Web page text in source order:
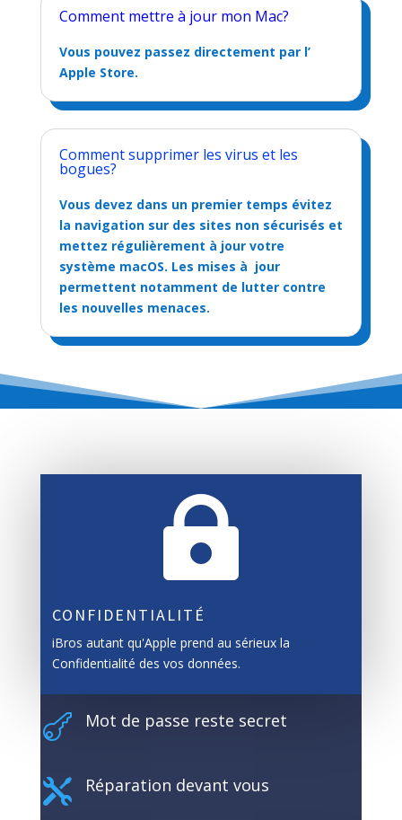
Comment mettre à jour mon Mac?
Vous pouvez passez directement par l’
Apple Store.
Comment supprimer les virus et les
bogues?
Vous devez dans un premier temps évitez
la navigation sur des sites non sécurisés et
mettez régulièrement à jour votre
système macOS. Les mises à jour
permettent notamment de lutter contre
les nouvelles menaces.

CONFIDENTIALITÉ
iBros autant qu'Apple prend au sérieux la
Confidentialité des vos données.
 Mot de passe reste secret
 Réparation devant vous